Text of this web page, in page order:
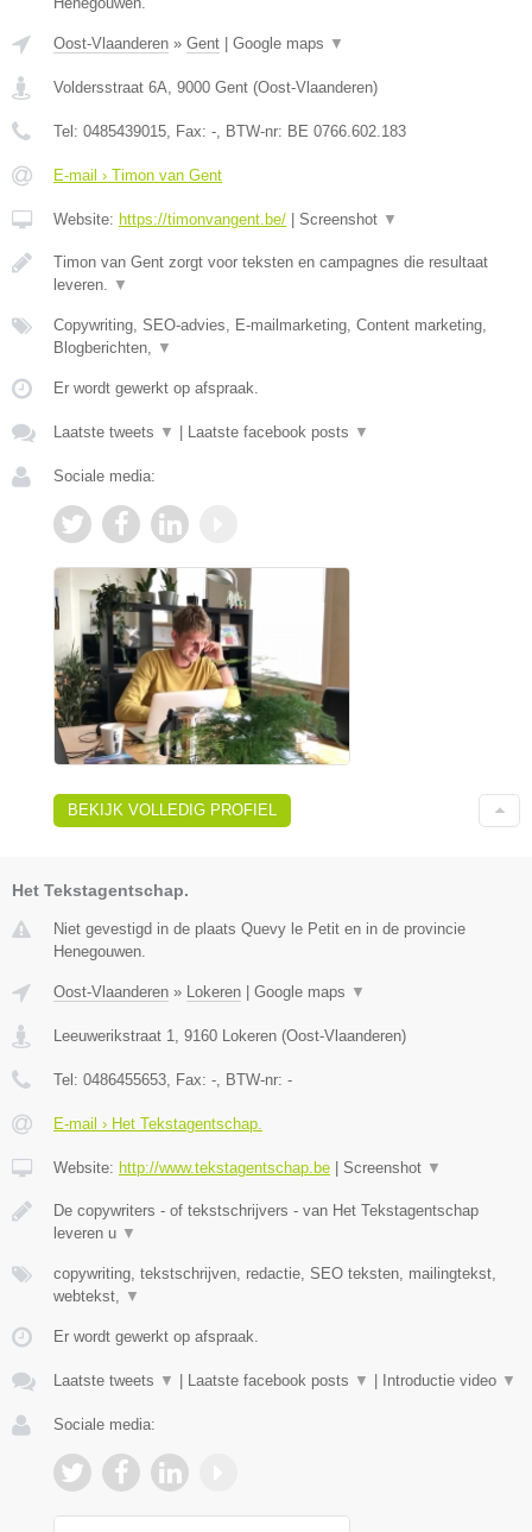
Oost-Vlaanderen » Gent Google maps ▼
Voldersstraat 6A, 9000 Gent (Oost-Vlaanderen)
Tel: 0485439015, Fax: -, BTW-nr: BE 0766.602.183
E-mail › Timon van Gent
Website: https://timonvangent.be/ Screenshot ▼
Timon van Gent zorgt voor teksten en campagnes die resultaat
leveren. ▼
Copywriting, SEO-advies, E-mailmarketing, Content marketing,
Blogberichten, ▼
Er wordt gewerkt op afspraak.
Laatste tweets ▼ Laatste facebook posts ▼
Sociale media:
BEKIJK VOLLEDIG PROFIEL
Het Tekstagentschap.
Niet gevestigd in de plaats Quevy le Petit en in de provincie
Henegouwen.
Oost-Vlaanderen » Lokeren | Google maps ▼
Leeuwerikstraat 1 9160 Lokeren (Oost-Vlaanderen)
Tel: 0486455653 , Fax: - , BTW-nr: -
E-mail › Het Tekstagentschap.
Website: http://www.tekstagentschap.be | Screenshot ▼
De copywriters - of tekstschrijvers - van Het Tekstagentschap
leveren u ▼
copywriting, tekstschrijven, redactie, SEO teksten, mailingtekst,
webtekst,
▼
Er wordt gewerkt op afspraak.
Laatste tweets ▼ | Laatste facebook posts ▼ | Introductie video ▼
Sociale media: